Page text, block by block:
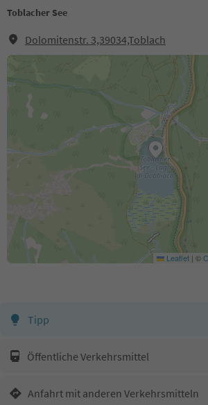
Toblacher See
Dolomitenstr. 3,39034,Toblach
Leaflet | ©
Tipp
Öffentliche Verkehrsmittel
Anfahrt mit anderen Verkehrsmitteln